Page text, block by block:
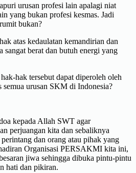
urusan profesi lain apalagi niat
yang bukan profesi kesmas. Jadi
bukan?
atas kedaulatan kemandirian dan
sangat berat dan butuh energi yang
hak tersebut dapat diperoleh oleh
urusan SKM di Indonesia?
kepada Allah SWT agar
perjuangan kita dan sebaliknya
dan orang atau pihak yang
Organisasi PERSAKMI kita ini,
jiwa sehingga dibuka pintu-pintu
hati dan pikiran.